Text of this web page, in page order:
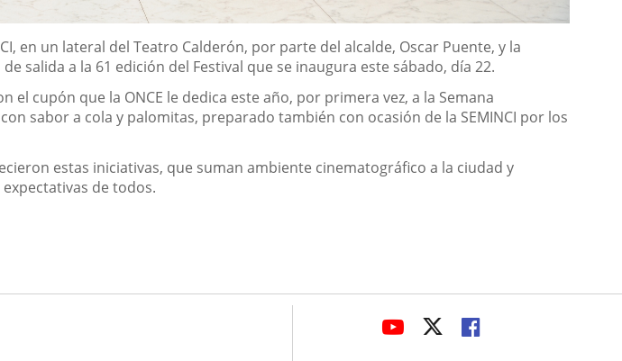
en un lateral del Teatro Calderón, por parte del alcalde, Oscar Puente, y la
salida a la 61 edición del Festival que se inaugura este sábado, día 22.
cupón que la ONCE le dedica este año, por primera vez, a la Semana
sabor a cola y palomitas, preparado también con ocasión de la SEMINCI por los
estas iniciativas, que suman ambiente cinematográfico a la ciudad y
de todos.
ENLACEENLACEENLACE